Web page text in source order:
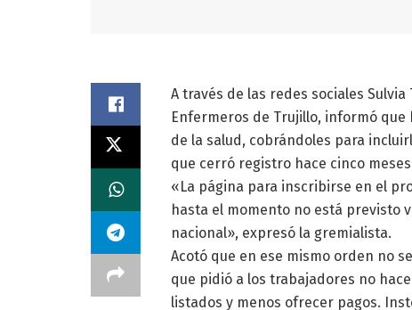
A través de las redes sociales
Enfermeros de Trujillo, informó
de la salud, cobrándoles para
que cerró registro hace cinco
«La página para inscribirse en el
hasta el momento no está previsto
nacional», expresó la gremialista.
Acotó que en ese mismo orden no
que pidió a los trabajadores no
listados y menos ofrecer pagos.